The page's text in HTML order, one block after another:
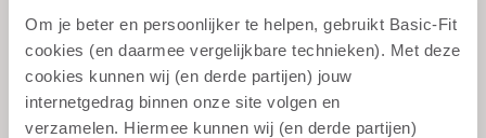
Om je beter en persoonlijker te helpen, gebruikt Basic-Fit
cookies (en daarmee vergelijkbare technieken). Met deze
cookies kunnen wij (en derde partijen) jouw
internetgedrag binnen onze site volgen en
verzamelen. Hiermee kunnen wij (en derde partijen)
Spiergroei
Na het sporten
25g Eiwitten